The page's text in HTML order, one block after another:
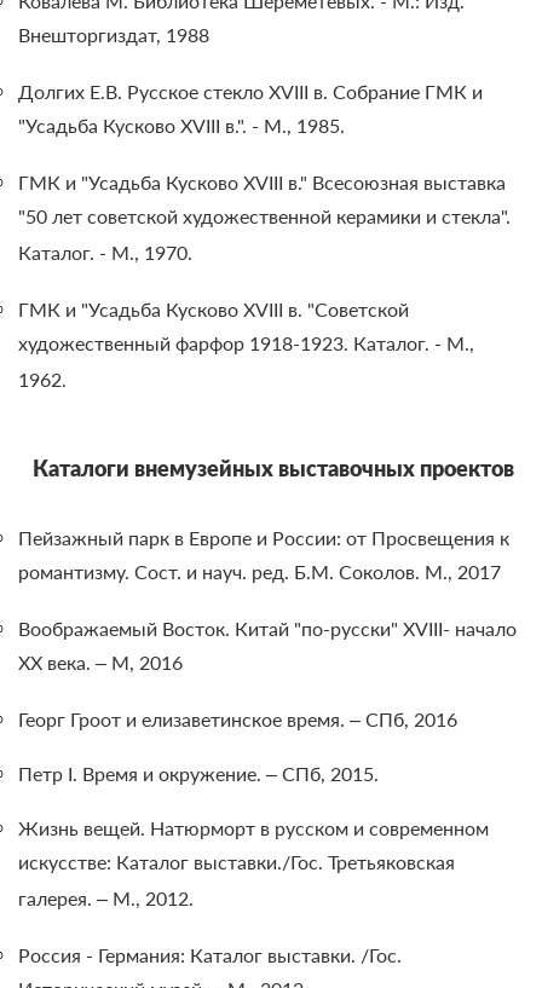
Внешторгиздат, 1988
Долгих Е.В. Русское стекло XVIII в. Собрание ГМК и
"Усадьба Кусково XVIII в.". - М., 1985.
ГМК и "Усадьба Кусково XVIII в." Всесоюзная выставка
"50 лет советской художественной керамики и стекла".
Каталог. - М., 1970.
ГМК и "Усадьба Кусково XVIII в. "Советской
художественный фарфор 1918-1923. Каталог. - М.,
1962.
Каталоги внемузейных выставочных проектов
Пейзажный парк в Европе и России: от Просвещения к
романтизму. Сост. и науч. ред. Б.М. Соколов. М., 2017
Воображаемый Восток. Китай "по-русски" XVIII- начало
XX века. – М, 2016
Георг Гроот и елизаветинское время. – СПб, 2016
Петр I. Время и окружение. – СПб, 2015.
Жизнь вещей. Натюрморт в русском и современном
искусстве: Каталог выставки./Гос. Третьяковская
галерея. – М., 2012.
Россия - Германия: Каталог выставки. /Гос.